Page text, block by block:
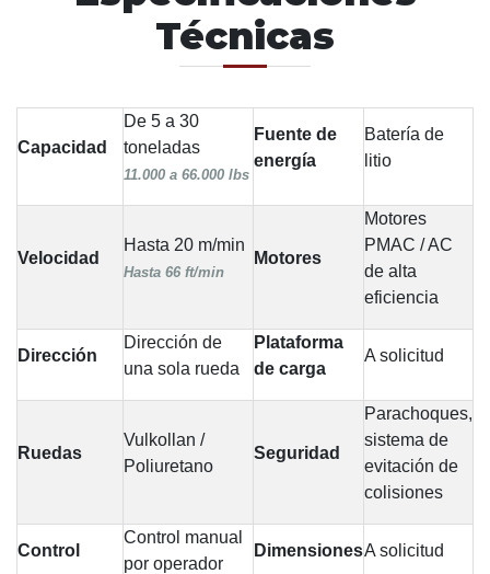
Técnicas
Capacidad
De 5 a 30
toneladas
11.000 a 66.000 lbs
Fuente de
energía
Batería de
litio
Velocidad
Hasta 20 m/min
Hasta 66 ft/min
Motores
Motores
PMAC / AC
de alta
eficiencia
Dirección
Dirección de
una sola rueda
Plataforma
de carga
A solicitud
Ruedas
Vulkollan /
Poliuretano
Seguridad
Parachoques,
sistema de
evitación de
colisiones
Control
Control manual
por operador
DimensionesA solicitud